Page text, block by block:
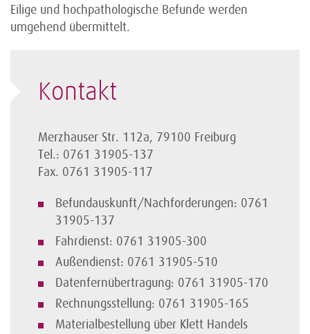
Eilige und hochpathologische Befunde werden
umgehend übermittelt.
Kontakt
Merzhauser Str. 112a, 79100 Freiburg
Tel.: 0761 31905-137
Fax. 0761 31905-117
Befundauskunft/Nachforderungen: 0761
31905-137
Fahrdienst: 0761 31905-300
Außendienst: 0761 31905-510
Datenfernübertragung: 0761 31905-170
Rechnungsstellung: 0761 31905-165
Materialbestellung über Klett Handels